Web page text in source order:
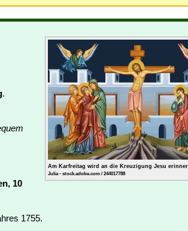
Am Karfreitag wird an die Kreuzigung Jesu
Julia - stock.adobe.com / 244017788
.
10
1755.